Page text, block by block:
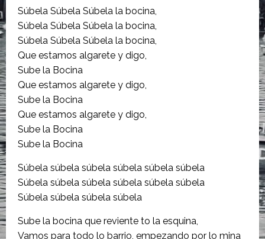
Súbela Súbela Súbela la bocina,
Súbela Súbela Súbela la bocina,
Súbela Súbela Súbela la bocina,
Que estamos algarete y digo,
Sube la Bocina
Que estamos algarete y digo,
Sube la Bocina
Que estamos algarete y digo,
Sube la Bocina
Sube la Bocina
Súbela súbela súbela súbela súbela súbela
Súbela súbela súbela súbela súbela súbela
Súbela súbela súbela súbela
Sube la bocina que reviente to la esquina,
Vamos para todo lo barrio, empezando por lo mina